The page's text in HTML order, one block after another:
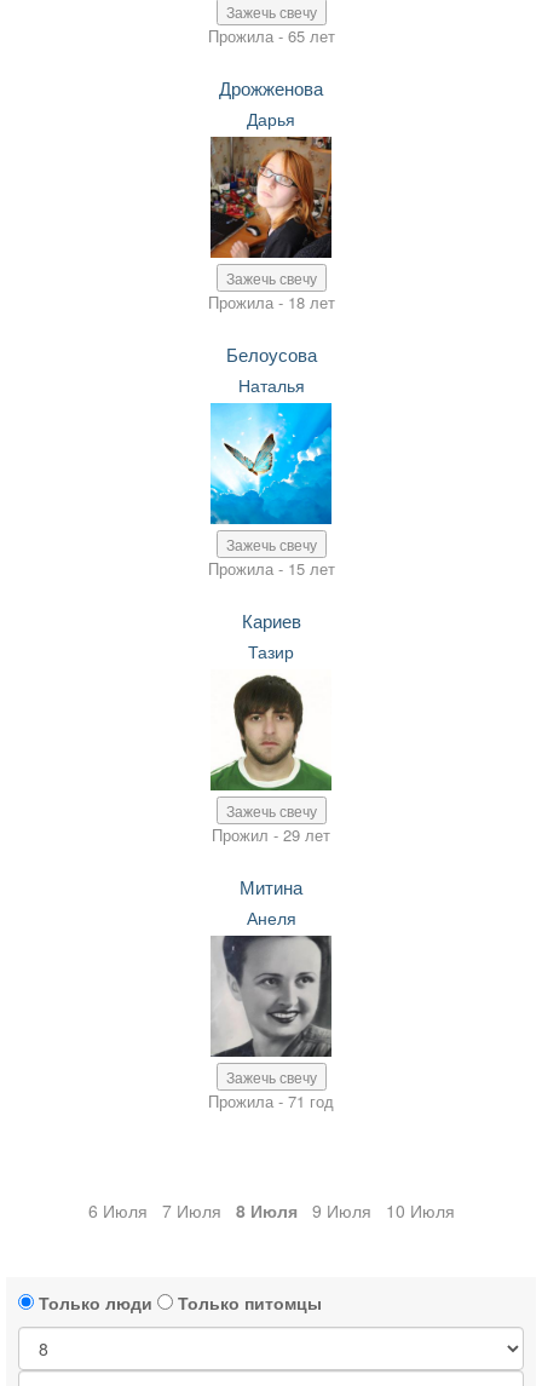
Зажечь свечу
Прожила - 65 лет
Дрожженова
Дарья
Зажечь свечу
Прожила - 18 лет
Белоусова
Наталья
Зажечь свечу
Прожила - 15 лет
Кариев
Тазир
Зажечь свечу
Прожил - 29 лет
Митина
Анеля
Зажечь свечу
Прожила - 71 год
6 Июля 7 Июля 8 Июля 9 Июля 10 Июля
Только люди Только питомцы